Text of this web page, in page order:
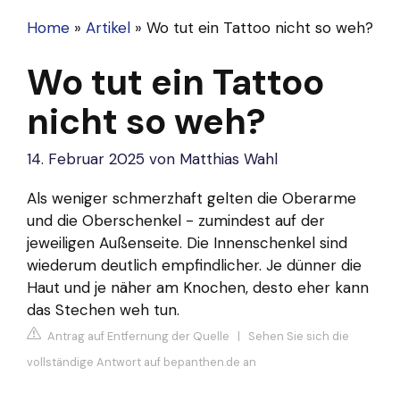
Home » Artikel » Wo tut ein Tattoo nicht so weh?
Wo tut ein Tattoo
nicht so weh?
14. Februar 2025 von Matthias Wahl
Als weniger schmerzhaft gelten die Oberarme
und die Oberschenkel - zumindest auf der
jeweiligen Außenseite. Die Innenschenkel sind
wiederum deutlich empfindlicher. Je dünner die
Haut und je näher am Knochen, desto eher kann
das Stechen weh tun.
Antrag auf Entfernung der Quelle | Sehen Sie sich die
vollständige Antwort auf bepanthen.de an